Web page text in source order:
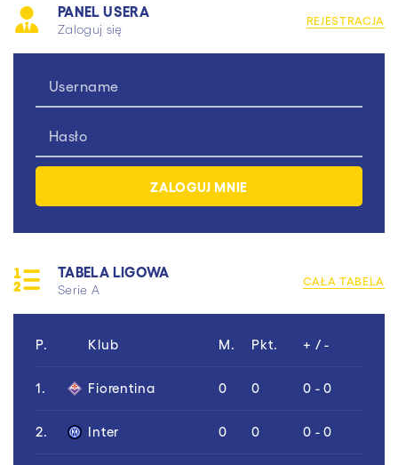
PANEL USERA
Zaloguj się
REJESTRACJA
TABELA LIGOWA
Serie A
CAŁA TABELA
P. Klub M. Pkt. + / -
1. Fiorentina 0 0 0 - 0
2. Inter 0 0 0 - 0